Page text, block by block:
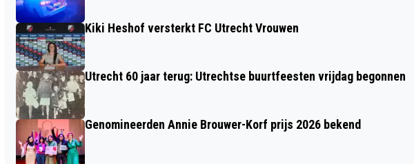
WOONSTRATEN
Kiki Heshof versterkt FC Utrecht Vrouwen
Utrecht 60 jaar terug: Utrechtse buurtfeesten vrijdag begonnen
Genomineerden Annie Brouwer-Korf prijs 2026 bekend